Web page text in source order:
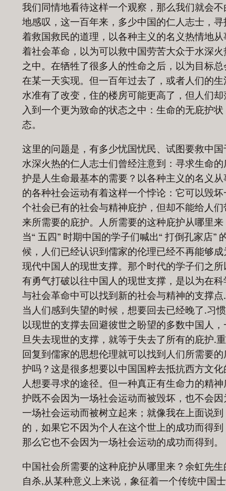
我们同情地看待这样一个观察，那么我们就会不
地感叹，这一百年来，多少中国的仁人志士，寻
着救国救民的道理，以各种主义的名义热情地从
着社会革命，以为可以救中国劳苦大众于水深火
之中。在牺牲了很多人的性命之后，以为目标总
在某一天实现。但一百年过去了，或者人们的生
水准有了改变，住的楼房可能更高了，但人们却
入到一个更为致命的状态之中：生命的无庇护状
态。
这里的问题是，有多少忧国忧民、试图要救中国
水深火热的仁人志士们曾经注意到：寻求生命的
护是人生命最基本的需要？以各种主义的名义从
的各种社会运动有着这样一个悖论：它可以毁坏
个社会已有的社会与精神庇护，但却不能给人们
来所需要的庇护。人所需要的这种庇护从哪里来
当“ 五四” 时期中国的学子们喊出“ 打倒孔家店”
候，人们已经认识到儒家的伦理已经不再能够成
现代中国人的现世支撑。那个时代的学子们之所
有勇气打破以往中国人的现世支撑，是以为在科
与社会革命中可以找到新的社会与精神的支撑点
当人们感到失望的时候，想要回去已经晚了.习
以现世的支撑去回避彼世之盼望的多数中国人，
旦失去现世的支撑，就等于失去了所有的庇护.
回复到儒家的思想伦理就可以找到人们所需要的
护吗？这是很多想要以中国国粹去抵抗西方文化
人想要寻求的途径。但一种真正有生命力的精神
护既不会因为一场社会运动而被毁坏，也不会因
一场社会运动而被树立起来；就像我在上面说到
的，如果它不因为个人在这个世上的成功而得到
那么它也不会因为一场社会运动的成功而得到。
中国社会所需要的这种庇护从哪里来？余虹先生
自杀,从某种意义上来说，象征着一个传统中国